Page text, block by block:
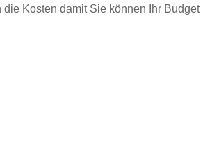
Kosten damit Sie können Ihr Budget